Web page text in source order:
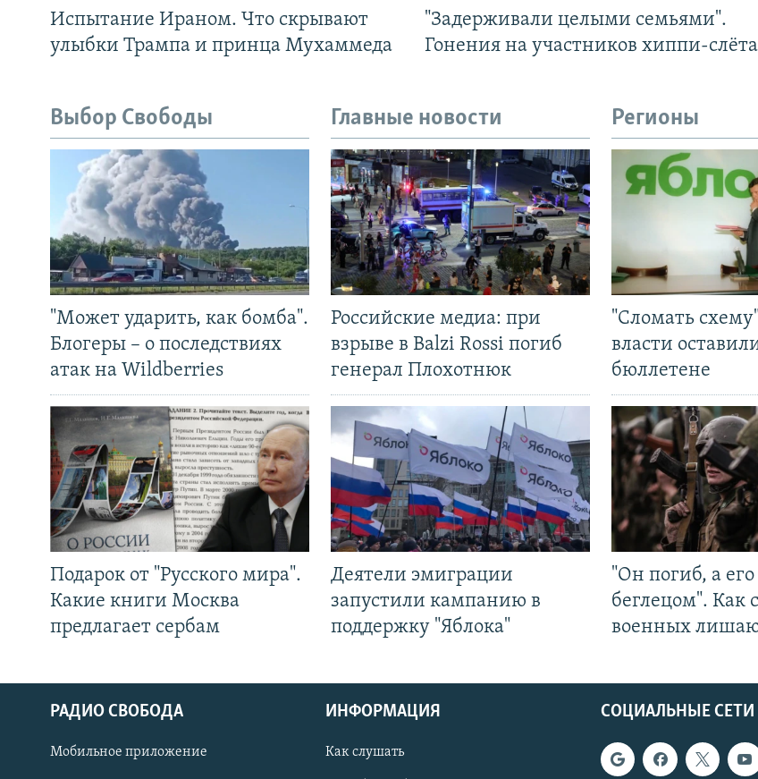
СОЦИАЛЬНЫЕ СЕТИ
Испытание Ираном. Что скрывают
улыбки Трампа и принца Мухаммеда
"Задерживали целыми семьями".
Гонения на участников хиппи-слёта
Выбор Свободы
"Может ударить, как бомба".
Блогеры – о последствиях
атак на Wildberries
Подарок от "Русского мира".
Какие книги Москва
предлагает сербам
Главные новости
Российские медиа: при
взрыве в Balzi Rossi погиб
генерал Плохотнюк
Деятели эмиграции
запустили кампанию в
поддержку "Яблока"
Регионы
"Сломать
власти
бюллетене
"Он погиб, а
беглецом". Как
военных
СОЦИАЛЬНЫЕ СЕТИ
РАДИО СВОБОДА
Мобильное приложение
ИНФОРМАЦИЯ
Как слушать